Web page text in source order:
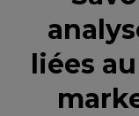
liées